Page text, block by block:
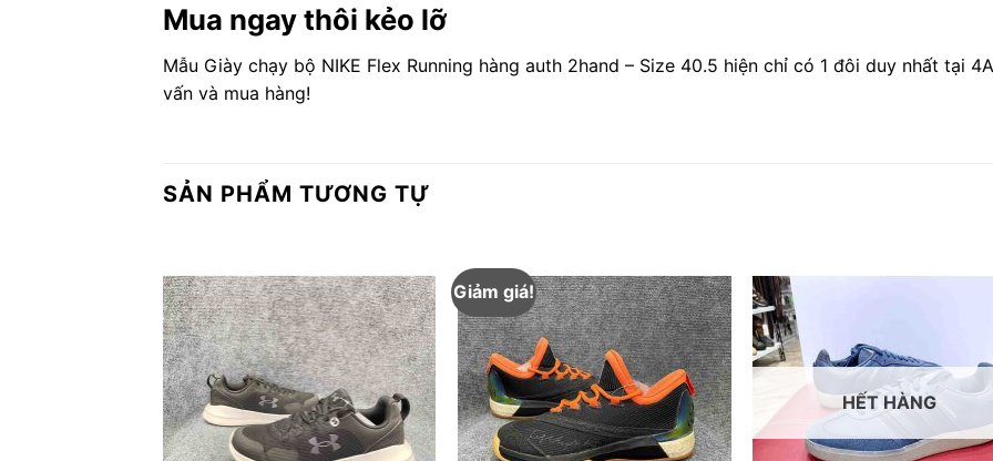
Mua ngay thôi kẻo lỡ
Mẫu Giày chạy bộ NIKE Flex Running hàng auth 2hand – Size 40.5 hiện chỉ có 1 đôi duy nhất tại
vấn và mua hàng!
SẢN PHẨM TƯƠNG TỰ
Giảm giá!
HẾT HÀNG